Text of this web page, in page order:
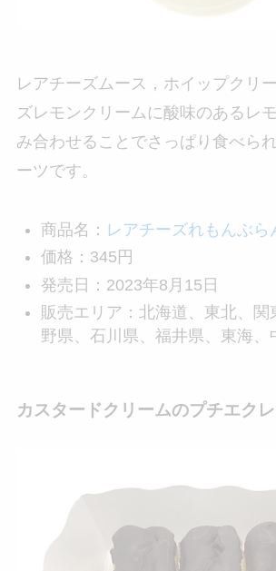
レアチーズムース，ホイップクリ
ズレモンクリームに酸味のあるレ
み合わせることでさっぱり食べら
ーツです。
商品名： レアチーズれもんぶら
価格：345円
発売日：2023年8月15日
販売エリア：北海道、東北、関
野県、石川県、福井県、東海、
カスタードクリームのプチエク